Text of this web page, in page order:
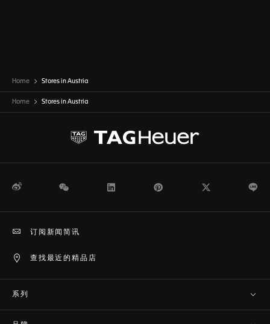
Home Stores in Austria
Home Stores in Austria
微博 WeChat Pinterest
查找最近的精品店
订阅新闻简讯
系列